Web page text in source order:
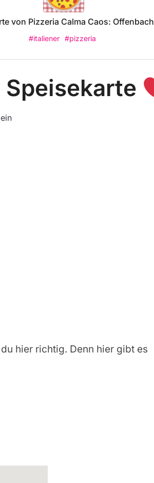
von Pizzeria Calma Caos: Offenbach
#italiener #pizzeria
Speisekarte
hier richtig. Denn hier gibt es